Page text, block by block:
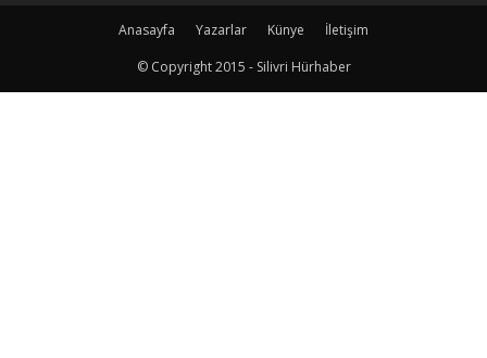
Anasayfa Yazarlar Künye
İletişim
© Copyright 2015 - Silivri Hürhaber